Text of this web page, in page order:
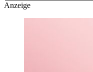
Anzeige